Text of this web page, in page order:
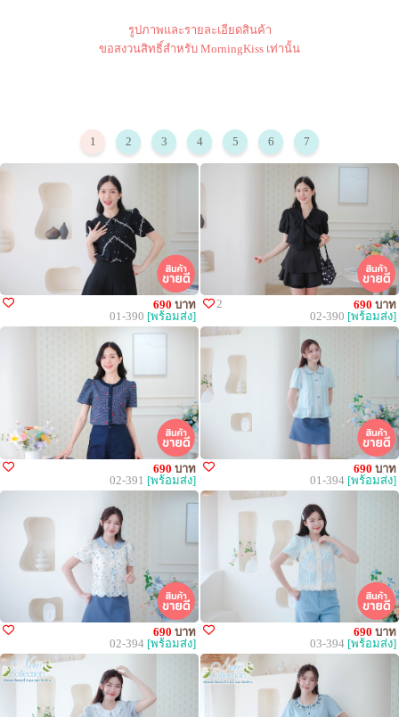
รูปภาพและรายละเอียดสินค้า
ขอสงวนสิทธิ์สำหรับ MorningKiss เท่านั้น
1 2 3 4 5 6 7
690 บาท
01-390 [พร้อมส่ง]
2 690 บาท
02-390 [พร้อมส่ง]
690 บาท
02-391 [พร้อมส่ง]
690 บาท
01-394 [พร้อมส่ง]
690 บาท
02-394 [พร้อมส่ง]
690 บาท
03-394 [พร้อมส่ง]